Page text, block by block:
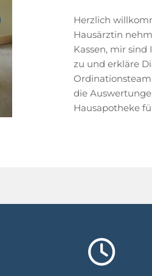
Herzlich
Hausärztin
Kassen, mir
zu und erkläre
die
Hausapotheke
